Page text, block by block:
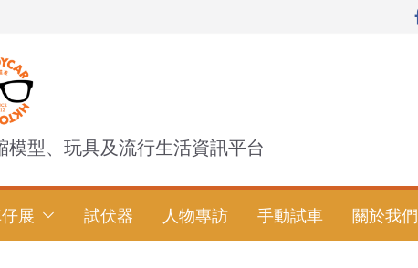
型、玩具及流行生活資訊平台
展 試伏器 人物專訪 手動試車 關於我們